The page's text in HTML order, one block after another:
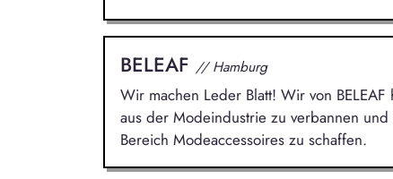
BELEAF // Hamburg
Wir machen Leder Blatt! Wir von
aus der Modeindustrie zu verbannen und
Bereich Modeaccessoires zu schaffen.